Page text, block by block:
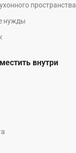
пространства
нужды
внутри